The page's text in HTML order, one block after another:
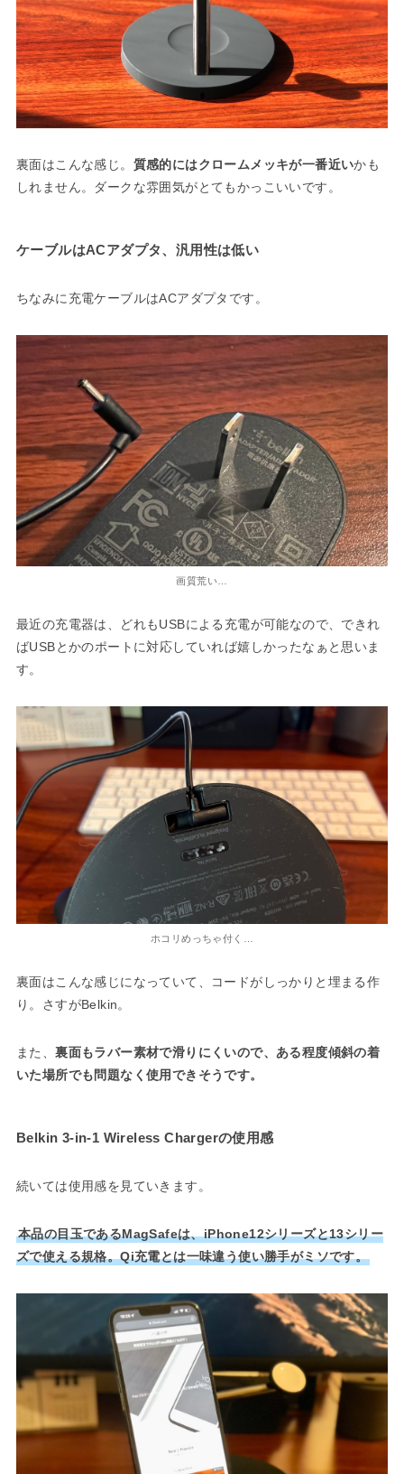
裏面はこんな感じ。 質感的にはクロームメッキが一番近いかも
しれません。ダークな雰囲気がとてもかっこいいです。
ケーブルはACアダプタ、汎用性は低い
ちなみに充電ケーブルはACアダプタです。
画質荒い…
最近の充電器は、どれもUSBによる充電が可能なので、できれ
ばUSBとかのポートに対応していれば嬉しかったなぁと思いま
す。
ホコリめっちゃ付く…
裏面はこんな感じになっていて、コードがしっかりと埋まる作
り。さすがBelkin。
また、裏面もラバー素材で滑りにくいので、ある程度傾斜の着
いた場所でも問題なく使用できそうです。
Belkin 3-in-1 Wireless Chargerの使用感
続いては使用感を見ていきます。
本品の目玉であるMagSafeは、iPhone12シリーズと13シリー
ズで使える規格。Qi充電とは一味違う使い勝手がミソです。